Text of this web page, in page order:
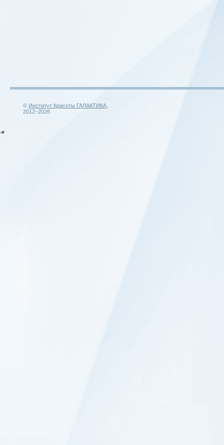
© Институт Красоты ГАЛАКТИКА
2012–2026
-#